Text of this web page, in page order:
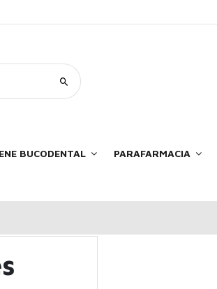
BUCODENTAL PARAFARMACIA